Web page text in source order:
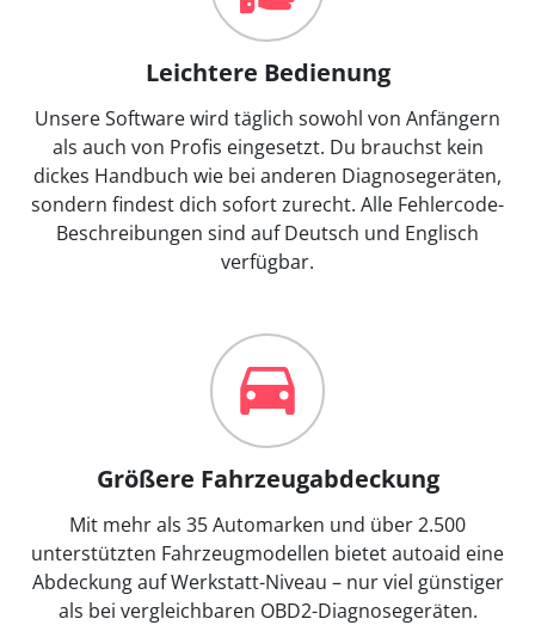
Leichtere Bedienung
Unsere Software wird täglich sowohl von Anfängern
als auch von Profis eingesetzt. Du brauchst kein
dickes Handbuch wie bei anderen Diagnosegeräten,
sondern findest dich sofort zurecht. Alle Fehlercode-
Beschreibungen sind auf Deutsch und Englisch
verfügbar.
Größere Fahrzeugabdeckung
Mit mehr als 35 Automarken und über 2.500
unterstützten Fahrzeugmodellen bietet autoaid eine
Abdeckung auf Werkstatt-Niveau – nur viel günstiger
als bei vergleichbaren OBD2-Diagnosegeräten.